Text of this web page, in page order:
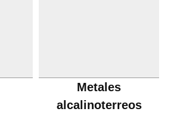
Metales
alcalinoterreos